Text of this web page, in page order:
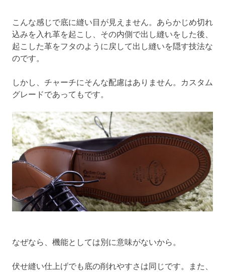
こんな感じで底に縫い目が見えません。あらかじめ切れ
込みを入れ革を起こし、その内側で出し縫いをした後、
起こした革をフタのように戻して出し縫いを隠す技法な
のです。
しかし、チャーチにそんな配慮はありません。カスタム
グレードであってもです。
なぜなら、機能としては別に意味がないから。
伏せ縫い仕上げでも底の削れやすさは同じです。また、